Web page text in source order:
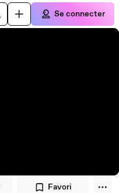
Se connecter
Favori